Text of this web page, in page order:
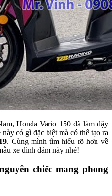
Honda Vario 150 đã làm dậy
có gì đặc biệt mà có thể tạo ra
. Cùng mình tìm hiểu rõ hơn về
xe đình đám này nhé!
chiếc mang phong